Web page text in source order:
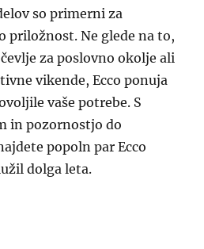
so primerni za
priložnost. Ne glede na to,
za poslovno okolje ali
vikende, Ecco ponuja
vaše potrebe. S
in pozornostjo do
popoln par Ecco
dolga leta.